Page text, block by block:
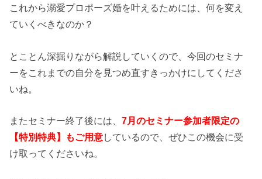
これから溺愛プロポーズ婚を叶えるためには、何を変え
ていくべきなのか？
とことん深掘りながら解説していくので、今回のセミナ
ーをこれまでの自分を見つめ直すきっかけにしてくださ
いね。
またセミナー終了後には、7月のセミナー参加者限定の
【特別特典】もご用意しているので、ぜひこの機会に受
け取ってくださいね。